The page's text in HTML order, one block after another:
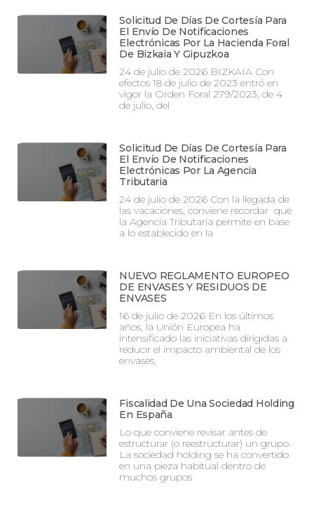
Solicitud De Días De Cortesía Para
El Envío De Notificaciones
Electrónicas Por La Hacienda Foral
De Bizkaia Y Gipuzkoa
24 de julio de 2026 BIZKAIA Con
efectos 18 de julio de 2023 entró en
vigor la Orden Foral 279/2023, de 4
de julio, del
Solicitud De Días De Cortesía Para
El Envío De Notificaciones
Electrónicas Por La Agencia
Tributaria
24 de julio de 2026 Con la llegada de
las vacaciones, conviene recordar que
la Agencia Tributaria permite en base
a lo establecido en la
NUEVO REGLAMENTO EUROPEO
DE ENVASES Y RESIDUOS DE
ENVASES
16 de julio de 2026 En los últimos
años, la Unión Europea ha
intensificado las iniciativas dirigidas a
reducir el impacto ambiental de los
envases,
Fiscalidad De Una Sociedad Holding
En España
Lo que conviene revisar antes de
estructurar (o reestructurar) un grupo.
La sociedad holding se ha convertido
en una pieza habitual dentro de
muchos grupos